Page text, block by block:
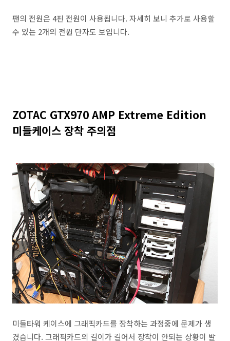
팬의 전원은 4핀 전원이 사용됩니다. 자세히 보니 추가로 사용할
수 있는 2개의 전원 단자도 보입니다.
ZOTAC GTX970 AMP Extreme Edition
미들케이스 장착 주의점
미들타워 케이스에 그래픽카드를 장착하는 과정중에 문제가 생
겼습니다. 그래픽카드의 길이가 길어서 장착이 안되는 상황이 발